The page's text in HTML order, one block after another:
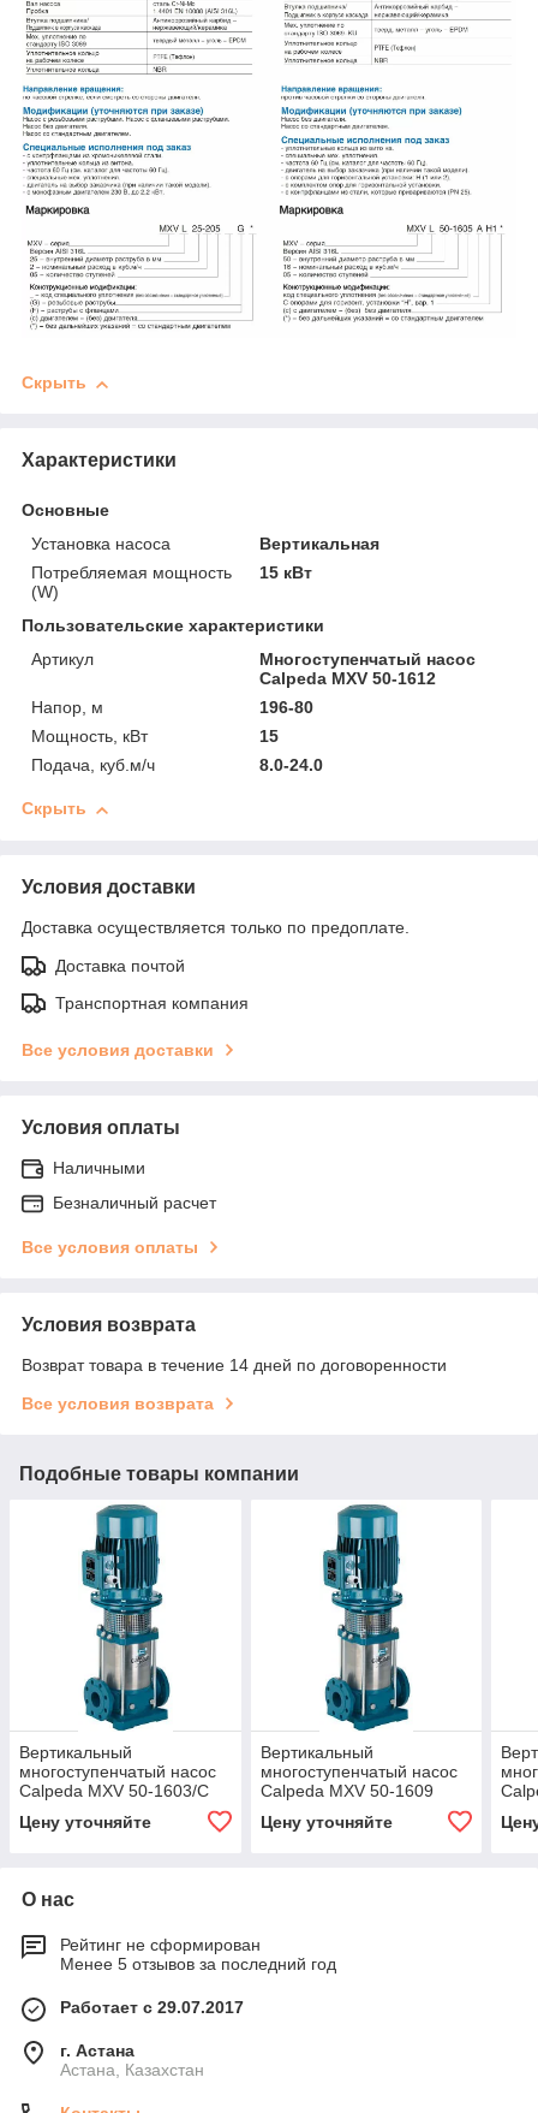
Скрыть
Характеристики
Основные
Установка насоса
Вертикальная
Потребляемая мощность
(W)
15 кВт
Пользовательские характеристики
Артикул
Многоступенчатый насос
Calpeda MXV 50-1612
Напор, м
196-80
Мощность, кВт
15
Подача, куб.м/ч
8.0-24.0
Скрыть
Условия доставки
Доставка осуществляется только по предоплате.
Доставка почтой
Транспортная компания
Все условия доставки
Условия оплаты
Наличными
Безналичный расчет
Все условия оплаты
Условия возврата
Возврат товара в течение 14 дней по договоренности
Все условия возврата
Подобные товары компании
Вертикальный
многоступенчатый насос
Calpeda MXV 50-1603/C
Цену уточняйте
Вертикальный
многоступенчатый насос
Calpeda MXV 50-1609
Цену уточняйте
О нас
Рейтинг не сформирован
Менее 5 отзывов за последний год
Работает с 29.07.2017
г. Астана
Астана, Казахстан